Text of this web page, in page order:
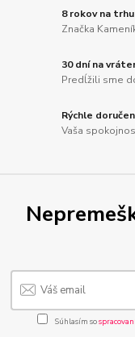
8 rokov na trhu
Značka
30 dní na
Predĺžili sme
Rýchle
Vaša
Súhlasím so